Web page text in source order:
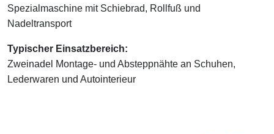
Spezialmaschine mit Schiebrad, Rollfuß und
Nadeltransport
Typischer Einsatzbereich:
Zweinadel Montage- und Absteppnähte an Schuhen,
Lederwaren und Autointerieur